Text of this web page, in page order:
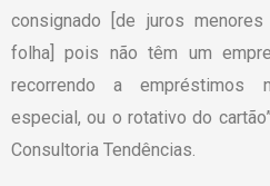
consignado [de juros
folha] pois não têm um
recorrendo a empréstimos
especial, ou o rotativo do
Consultoria Tendências.